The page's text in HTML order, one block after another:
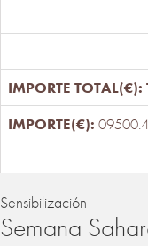
Sensibilización
Semana